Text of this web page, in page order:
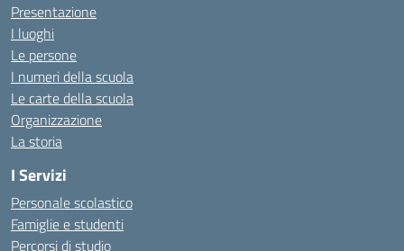
Presentazione
I luoghi
Le persone
I numeri della scuola
Le carte della scuola
Organizzazione
La storia
I Servizi
Personale scolastico
Famiglie e studenti
Percorsi di studio